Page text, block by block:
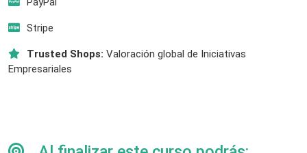
Stripe
Trusted Shops: Valoración global de Iniciativas
Empresariales